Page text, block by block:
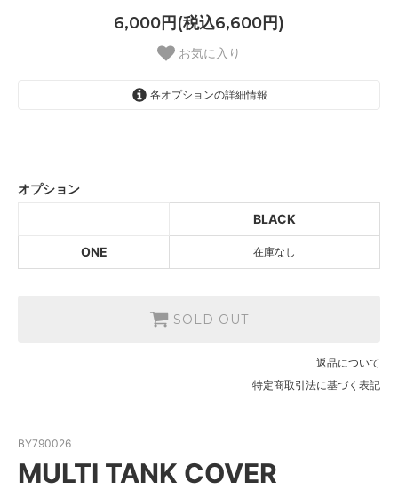
6,000円(税込6,600円)
お気に入り
各オプションの詳細情報
オプション
BLACK
ONE 在庫なし
SOLD OUT
返品について
特定商取引法に基づく表記
BY790026
MULTI TANK COVER